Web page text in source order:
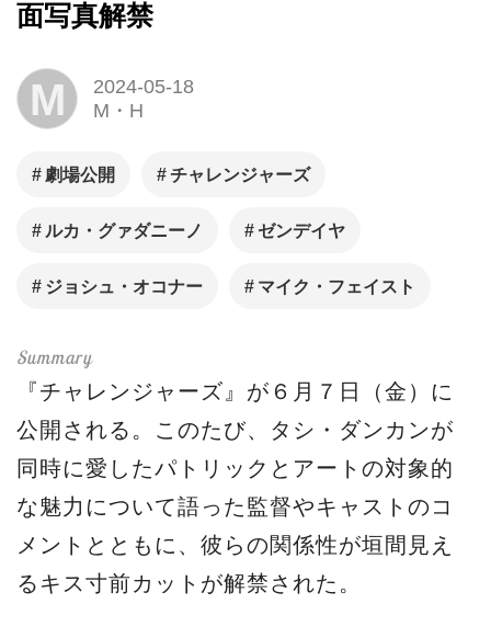
面写真解禁
M
2024-05-18
M・H
劇場公開 チャレンジャーズ
ルカ・グァダニーノ ゼンデイヤ
ジョシュ・オコナー マイク・フェイスト
『チャレンジャーズ』が６月７日（金）に
公開される。このたび、タシ・ダンカンが
同時に愛したパトリックとアートの対象的
な魅力について語った監督やキャストのコ
メントとともに、彼らの関係性が垣間見え
るキス寸前カットが解禁された。